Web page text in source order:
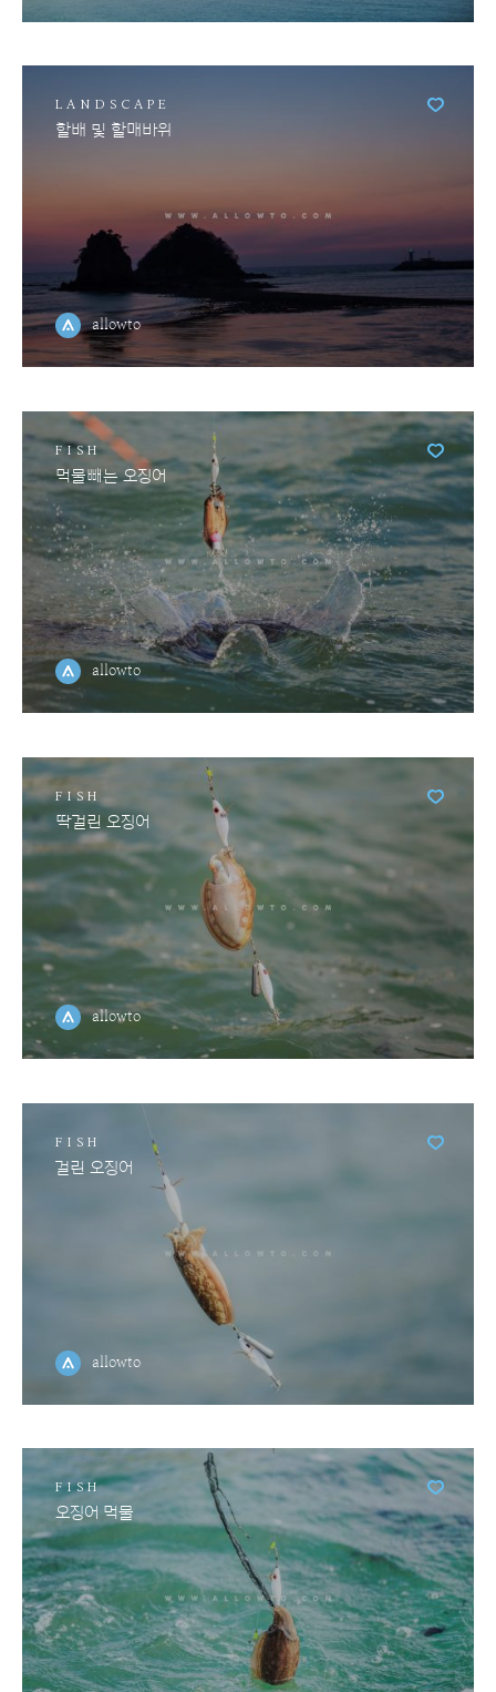
LANDSCAPE
할배 및 할매바위
allowto
FISH
먹물빼는 오징어
allowto
FISH
딱걸린 오징어
allowto
FISH
걸린 오징어
allowto
FISH
오징어 먹물